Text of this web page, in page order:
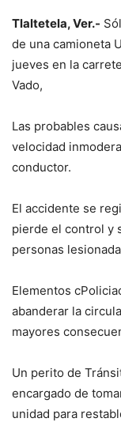
Tlaltetela, Ver.-
de una camioneta
jueves en la
Vado,
Las probables
velocidad
conductor.
El accidente se
pierde el control y
personas
Elementos
abanderar la
mayores
Un perito de
encargado de
unidad para